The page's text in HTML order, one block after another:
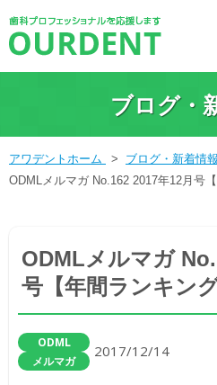
ブログ・
アワデントホーム > ブログ・新着情報
ODMLメルマガ No.162 2017年12月号【
ODMLメルマガ
号【年間ランキング
ODML
メルマガ
2017/12/14